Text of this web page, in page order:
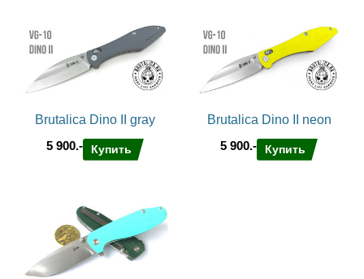
Brutalica Dino II gray
5 900.-
Купить
Brutalica Dino II neon
5 900.-
Купить